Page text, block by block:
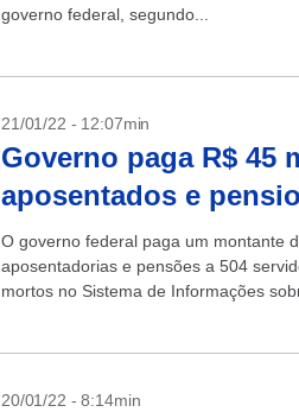
governo federal, segundo...
21/01/22 - 12:07min
Governo paga R$ 45
aposentados e
O governo federal paga um montante
aposentadorias e pensões a 504
mortos no Sistema de Informações
20/01/22 - 8:14min